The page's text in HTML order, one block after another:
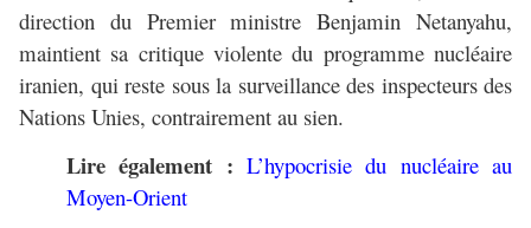
direction du Premier ministre Benjamin Netanyahu,
maintient sa critique violente du programme nucléaire
iranien, qui reste sous la surveillance des inspecteurs des
Nations Unies, contrairement au sien.
Lire également : L’hypocrisie du nucléaire au
Moyen-Orient